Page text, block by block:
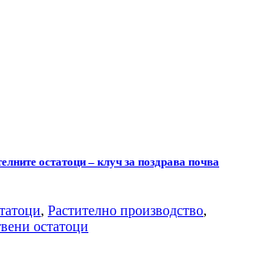
остатоци – клуч за поздрава почва
, Растително производство,
остатоци